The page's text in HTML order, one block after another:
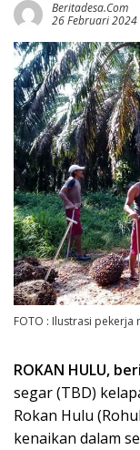
Beritadesa.com
26 Februari 2024
FOTO : Ilustrasi pekerja
ROKAN HULU,
segar (TBD)
Rokan Hulu
kenaikan dalam